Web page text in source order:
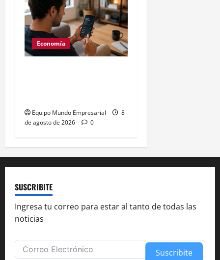
Economía
Equipo Mundo Empresarial
8
de agosto de 2026
0
SUSCRIBITE
Ingresa tu correo para estar al tanto de todas las
noticias
Suscribite